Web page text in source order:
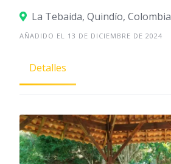
La Tebaida, Quindío, Colombia
AÑADIDO EL 13 DE DICIEMBRE DE 2024
Detalles